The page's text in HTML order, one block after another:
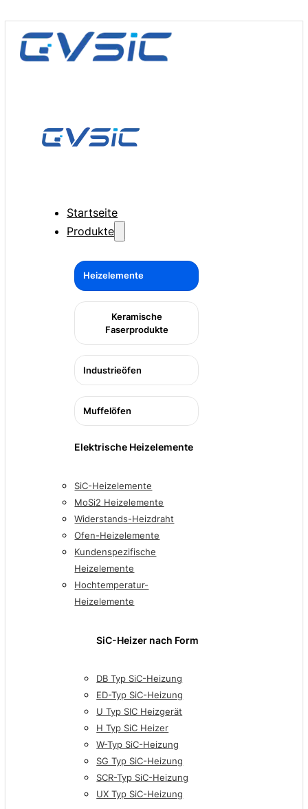
Startseite
Produkte
Heizelemente
Keramische
Faserprodukte
Industrieöfen
Muffelöfen
Elektrische Heizelemente
SiC-Heizelemente
MoSi2 Heizelemente
Widerstands-Heizdraht
Ofen-Heizelemente
Kundenspezifische
Heizelemente
Hochtemperatur-
Heizelemente
SiC-Heizer nach Form
DB Typ SiC-Heizung
ED-Typ SiC-Heizung
U Typ SIC Heizgerät
H Typ SiC Heizer
W-Typ SiC-Heizung
SG Typ SiC-Heizung
SCR-Typ SiC-Heizung
UX Typ SiC-Heizung